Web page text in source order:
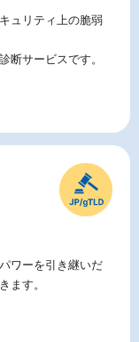
ュリティ上の脆弱
断サービスです。
ワーを引き継いだ
ます。